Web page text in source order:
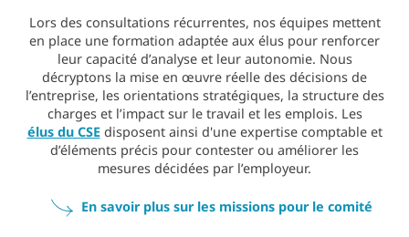
Lors des consultations récurrentes, nos équipes mettent
en place une formation adaptée aux élus pour renforcer
leur capacité d’analyse et leur autonomie. Nous
décryptons la mise en œuvre réelle des décisions de
l’entreprise, les orientations stratégiques, la structure des
charges et l’impact sur le travail et les emplois. Les
élus du CSEdisposent ainsi d'une expertise comptable et
d’éléments précis pour contester ou améliorer les
mesures décidées par l’employeur.
En savoir plus sur les missions pour le comité